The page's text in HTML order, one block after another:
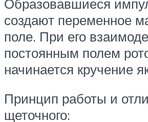
Образовавшиеся
создают переменное
поле. При его
постоянным полем
начинается кручение
Принцип работы и
щеточного: